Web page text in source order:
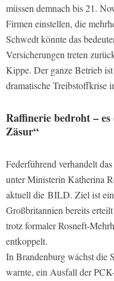
müssen demnach bis 21.
Firmen einstellen, die
Schwedt könnte das
Versicherungen treten
Kippe. Der ganze Betrieb
dramatische Treibstoffkrise
Raffinerie bedroht –
Zäsur“
Federführend verhandelt
unter Ministerin Katherina
aktuell die BILD. Ziel ist
Großbritannien bereits
trotz formaler Rosneft-
entkoppelt.
In Brandenburg wächst die
warnte, ein Ausfall der